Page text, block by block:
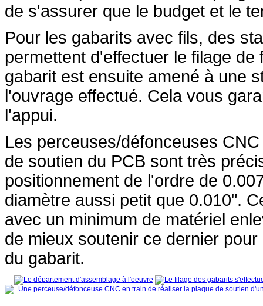
de s'assurer que le budget et le
Pour les gabarits avec fils, des
permettent d'effectuer le filage
gabarit est ensuite amené à une
l'ouvrage effectué. Cela vous
l'appui.
Les perceuses/défonceuses
de soutien du PCB sont très
positionnement de l'ordre de
diamètre aussi petit que 0.010".
avec un minimum de matériel
de mieux soutenir ce dernier
du gabarit.